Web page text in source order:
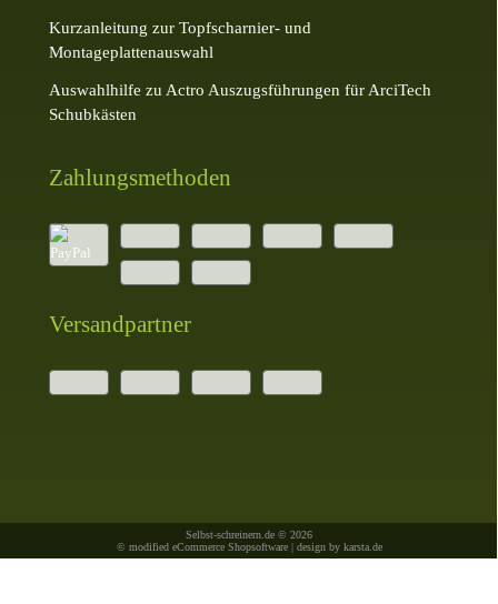
Kurzanleitung zur Topfscharnier- und
Montageplattenauswahl
Auswahlhilfe zu Actro Auszugsführungen für ArciTech
Schubkästen
Zahlungsmethoden
Versandpartner
Selbst-schreinern.de © 2026
© modified eCommerce Shopsoftware | design by karsta.de